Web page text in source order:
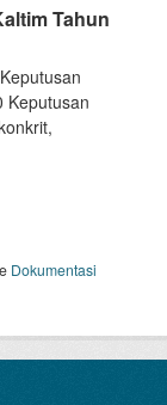
Tahun
Keputusan
Dokumentasi